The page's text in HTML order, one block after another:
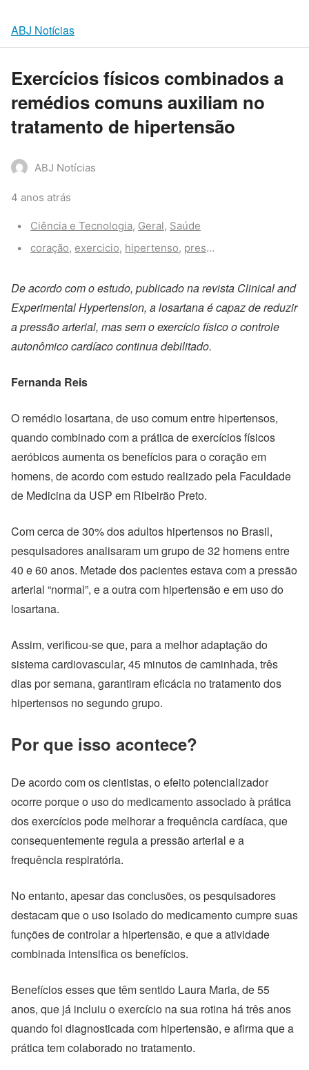
ABJ Notícias
Exercícios físicos combinados a
remédios comuns auxiliam no
tratamento de hipertensão
ABJ Notícias
4 anos atrás
Categories:
Ciência e Tecnologia, Geral, Saúde
Tags:
coração, exercicio, hipertenso, pressão
De acordo com o estudo, publicado na revista Clinical and
Experimental Hypertension, a losartana é capaz de reduzir
a pressão arterial, mas sem o exercício físico o controle
autonômico cardíaco continua debilitado.
Fernanda Reis
O remédio losartana, de uso comum entre hipertensos,
quando combinado com a prática de exercícios físicos
aeróbicos aumenta os benefícios para o coração em
homens, de acordo com estudo realizado pela Faculdade
de Medicina da USP em Ribeirão Preto.
Com cerca de 30% dos adultos hipertensos no Brasil,
pesquisadores analisaram um grupo de 32 homens entre
40 e 60 anos. Metade dos pacientes estava com a pressão
arterial “normal”, e a outra com hipertensão e em uso do
losartana.
Assim, verificou-se que, para a melhor adaptação do
sistema cardiovascular, 45 minutos de caminhada, três
dias por semana, garantiram eficácia no tratamento dos
hipertensos no segundo grupo.
Por que isso acontece?
De acordo com os cientistas, o efeito potencializador
ocorre porque o uso do medicamento associado à prática
dos exercícios pode melhorar a frequência cardíaca, que
consequentemente regula a pressão arterial e a
frequência respiratória.
No entanto, apesar das conclusões, os pesquisadores
destacam que o uso isolado do medicamento cumpre suas
funções de controlar a hipertensão, e que a atividade
combinada intensifica os benefícios.
Benefícios esses que têm sentido Laura Maria, de 55
anos, que já incluiu o exercício na sua rotina há três anos
quando foi diagnosticada com hipertensão, e afirma que a
prática tem colaborado no tratamento.